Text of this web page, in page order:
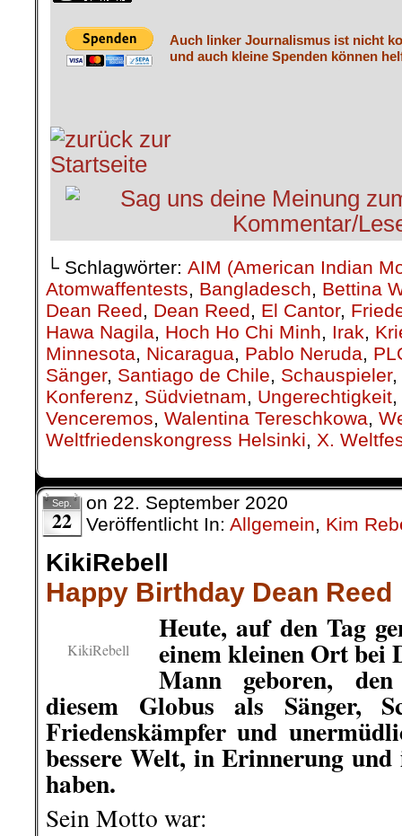
Auch linker Journalismus ist nicht
und auch kleine Spenden können
└ Schlagwörter: AIM (American Indian
Atomwaffentests, Bangladesch, Bettina
Dean Reed, Dean Reed, El Cantor,
Hawa Nagila, Hoch Ho Chi Minh, Irak,
Minnesota, Nicaragua, Pablo Neruda,
Sänger, Santiago de Chile, Schauspieler,
Konferenz, Südvietnam, Ungerechtigkeit,
Venceremos, Walentina Tereschkowa,
Weltfriedenskongress Helsinki, X.
Sep.
22
on 22. September 2020
Veröffentlicht In: Allgemein, Kim
KikiRebell
Happy Birthday Dean Reed
KikiRebell
Heute, auf den Tag
einem kleinen Ort bei
Mann geboren,
diesem Globus als Sänger,
Friedenskämpfer und
bessere Welt, in Erinnerung
haben.
Sein Motto war: